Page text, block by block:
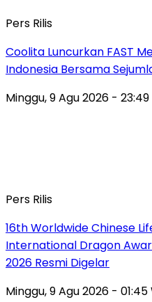
Pers Rilis
Coolita Luncurkan FAST
Indonesia Bersama
Minggu, 9 Agu 2026 - 23:49
Pers Rilis
16th Worldwide Chinese
International Dragon
2026 Resmi Digelar
Minggu, 9 Agu 2026 - 01:45